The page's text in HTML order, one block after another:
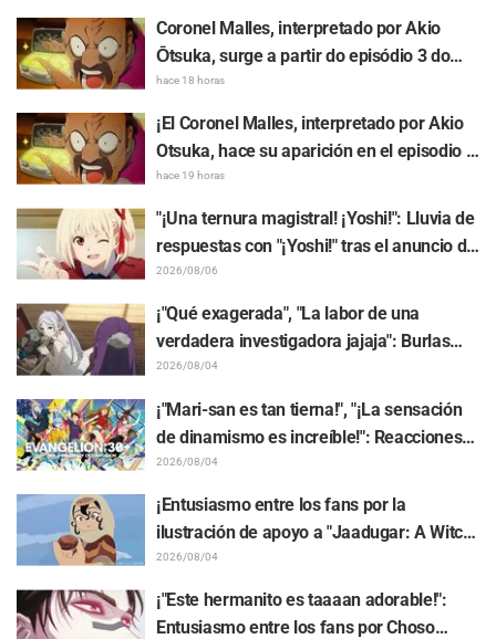
película de "Chiikawa": "Es más crudo de
lo imaginado", "Hablan puro de trabajo"
Coronel Malles, interpretado por Akio
Ōtsuka, surge a partir do episódio 3 do
anime de TV "The Ghost in the Shell"!
Comentário do elenco e arte final são
revelados
hace 18 horas
¡El Coronel Malles, interpretado por Akio
Otsuka, hace su aparición en el episodio 3
del anime de TV "The Ghost in the Shell"!
Revelan comentarios del elenco y la
tarjeta final (endcard)
hace 19 horas
"¡Una ternura magistral! ¡Yoshi!": Lluvia de
respuestas con "¡Yoshi!" tras el anuncio de
la colaboración entre "Lycoris Recoil" y
Kumamine, creador de "Shigoto Neko"
2026/08/06
¡"Qué exagerada", "La labor de una
verdadera investigadora jajaja": Burlas
masivas por el peluche de Frieren
atrapado en un Mímic de exhibición en
"Frieren: Más allá del final del viaje"
2026/08/04
¡"Mari-san es tan tierna!", "¡La sensación
de dinamismo es increíble!": Reacciones
ante el hermoso dibujo revelado de
Hidenori Matsubara con las 3 chicas
vistiendo sus Plugsuits de "Neon Genesis
2026/08/04
¡Entusiasmo entre los fans por la
ilustración de apoyo a "Jaadugar: A Witch
in Mongolia" realizada por el autor de
"Yowamushi Pedal"! "Esto es lo que pasa
cuando lo dibuja la persona con el estilo
2026/08/04
¡"Este hermanito es taaaan adorable!":
Entusiasmo entre los fans por Choso